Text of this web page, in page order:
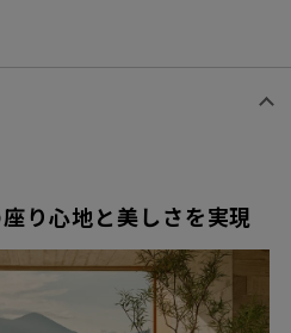
り心地と美しさを実現